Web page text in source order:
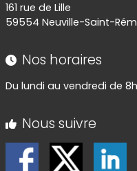
161 rue de Lille
59554 Neuville-Saint-
Nos horaires
Du lundi au vendredi de
Nous suivre